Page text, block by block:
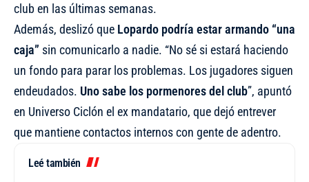
club en las últimas semanas.
Además, deslizó que Lopardo podría estar armando “una
caja” sin comunicarlo a nadie. “No sé si estará haciendo
un fondo para parar los problemas. Los jugadores siguen
endeudados. Uno sabe los pormenores del club”, apuntó
en Universo Ciclón el ex mandatario, que dejó entrever
que mantiene contactos internos con gente de adentro.
Leé también